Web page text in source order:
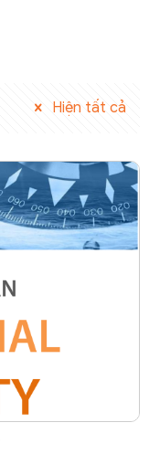
Hiện tất cả